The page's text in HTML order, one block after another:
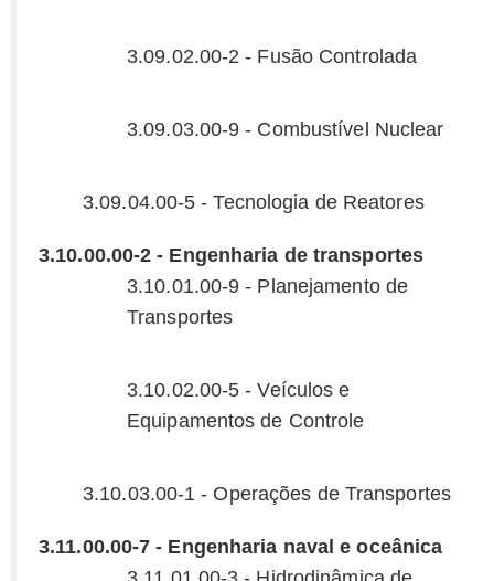
3.09.02.00-2 - Fusão Controlada
3.09.03.00-9 - Combustível Nuclear
3.09.04.00-5 - Tecnologia de Reatores
3.10.00.00-2 - Engenharia de transportes
3.10.01.00-9 - Planejamento de
Transportes
3.10.02.00-5 - Veículos e
Equipamentos de Controle
3.10.03.00-1 - Operações de Transportes
3.11.00.00-7 - Engenharia naval e oceânica